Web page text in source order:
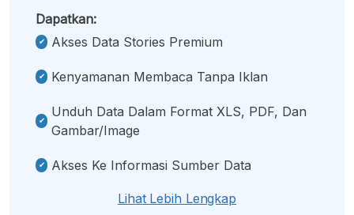
Dapatkan:
Akses Data Stories Premium
Kenyamanan Membaca Tanpa Iklan
Unduh Data Dalam Format XLS, PDF, Dan
Gambar/image
Akses Ke Informasi Sumber Data
Lihat Lebih Lengkap